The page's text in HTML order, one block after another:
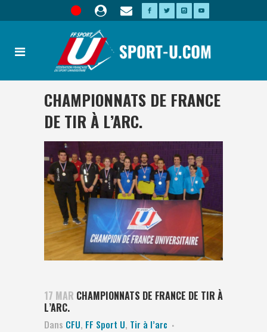
CHAMPIONNATS DE FRANCE
DE TIR À L’ARC.
17 MAR CHAMPIONNATS DE FRANCE DE TIR À
L’ARC.
Dans CFU, FF Sport U, Tir à l’arc